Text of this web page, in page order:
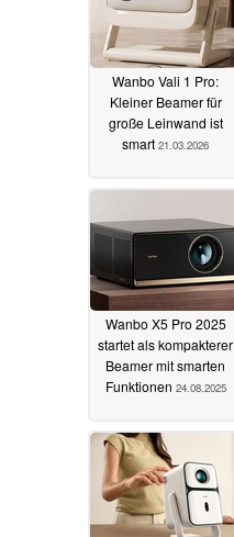
Wanbo Vali 1 Pro:
Kleiner Beamer für
große Leinwand ist
smart 21.03.2026
Wanbo X5 Pro 2025
startet als kompakterer
Beamer mit smarten
Funktionen 24.08.2025